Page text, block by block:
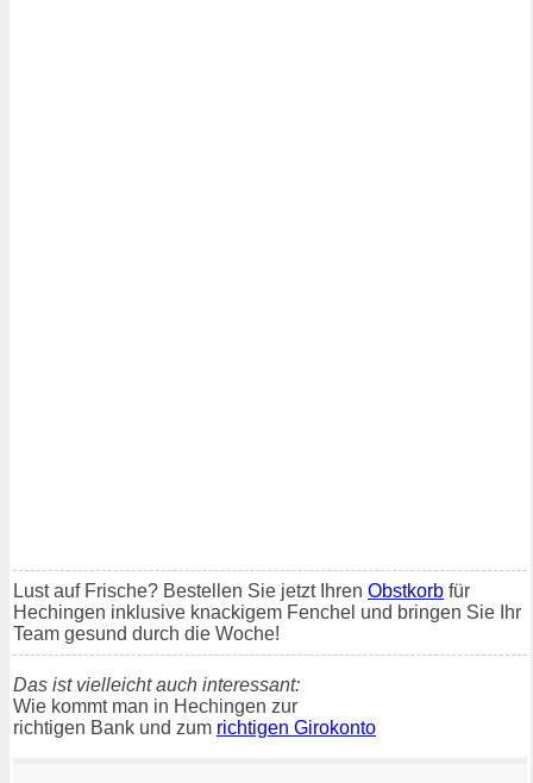
Lust auf Frische? Bestellen Sie jetzt Ihren Obstkorb für
Hechingen inklusive knackigem Fenchel und bringen Sie Ihr
Team gesund durch die Woche!
Das ist vielleicht auch interessant:
Wie kommt man in Hechingen zur
richtigen Bank und zum richtigen Girokonto